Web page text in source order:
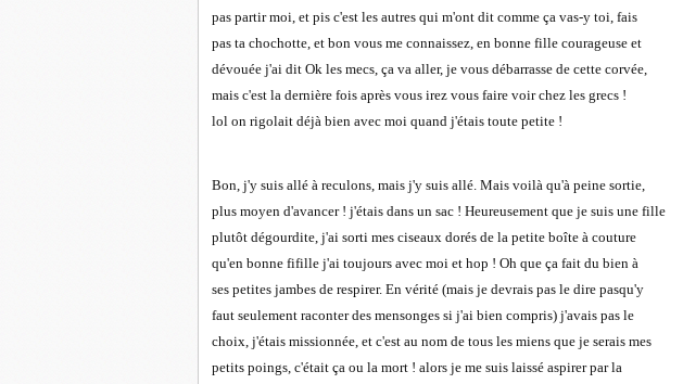
pas partir moi, et pis c'est les autres qui m'ont dit comme ça vas-y toi, fais
pas ta chochotte, et bon vous me connaissez, en bonne fille courageuse et
dévouée j'ai dit Ok les mecs, ça va aller, je vous débarrasse de cette corvée,
mais c'est la dernière fois après vous irez vous faire voir chez les grecs !
lol on rigolait déjà bien avec moi quand j'étais toute petite !
Bon, j'y suis allé à reculons, mais j'y suis allé. Mais voilà qu'à peine sortie,
plus moyen d'avancer ! j'étais dans un sac ! Heureusement que je suis une fille
plutôt dégourdite, j'ai sorti mes ciseaux dorés de la petite boîte à couture
qu'en bonne fifille j'ai toujours avec moi et hop ! Oh que ça fait du bien à
ses petites jambes de respirer. En vérité (mais je devrais pas le dire pasqu'y
faut seulement raconter des mensonges si j'ai bien compris) j'avais pas le
choix, j'étais missionnée, et c'est au nom de tous les miens que je serais mes
petits poings, c'était ça ou la mort ! alors je me suis laissé aspirer par la